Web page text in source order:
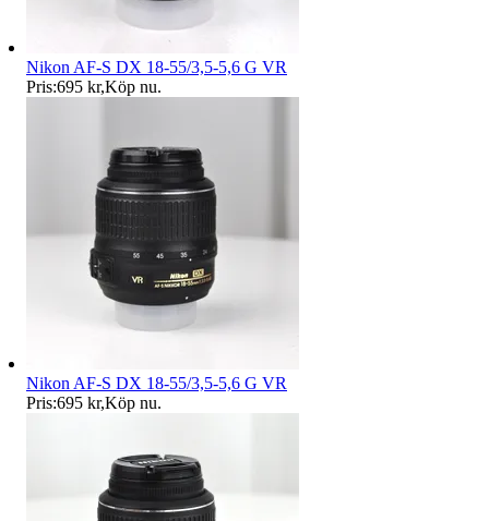
Nikon AF-S DX 18-55/3,5-5,6 G VR
Pris:695 kr,Köp nu.
Nikon AF-S DX 18-55/3,5-5,6 G VR
Pris:695 kr,Köp nu.